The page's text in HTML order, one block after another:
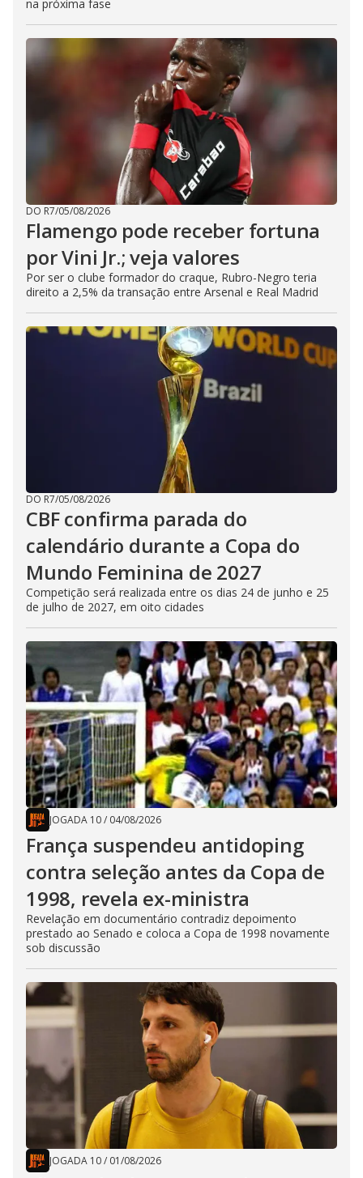
na próxima fase
DO R7/05/08/2026
Flamengo pode receber fortuna
por Vini Jr.; veja valores
Por ser o clube formador do craque, Rubro-Negro teria
direito a 2,5% da transação entre Arsenal e Real Madrid
DO R7/05/08/2026
CBF confirma parada do
calendário durante a Copa do
Mundo Feminina de 2027
Competição será realizada entre os dias 24 de junho e 25
de julho de 2027, em oito cidades
JOGADA 10/ 04/08/2026
França suspendeu antidoping
contra seleção antes da Copa de
1998, revela ex-ministra
Revelação em documentário contradiz depoimento
prestado ao Senado e coloca a Copa de 1998 novamente
sob discussão
JOGADA 10/ 01/08/2026